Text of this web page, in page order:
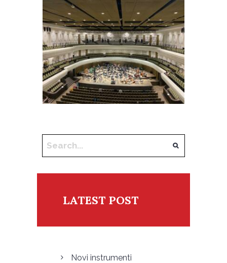
LATEST POST
Novi instrumenti